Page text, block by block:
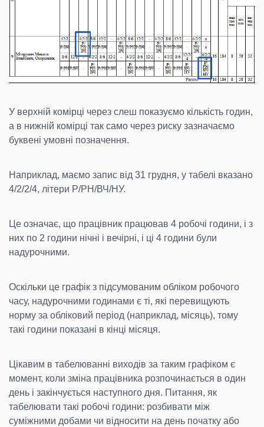
У верхній комірці через слеш показуємо кількість годин,
а в нижній комірці так само через риску зазначаємо
буквені умовні позначення.
Наприклад, маємо запис від 31 грудня, у табелі вказано
4/2/2/4, літери Р/РН/ВЧ/НУ.
Це означає, що працівник працював 4 робочі години, і з
них по 2 години нічні і вечірні, і ці 4 години були
надурочними.
Оскільки це графік з підсумованим обліком робочого
часу, надурочними годинами є ті, які перевищують
норму за обліковий період (наприклад, місяць), тому
такі години показані в кінці місяця.
Цікавим в табелюванні виходів за таким графіком є
момент, коли зміна працівника розпочинається в один
день і закінчується наступного дня. Питання, як
табелювати такі робочі години: розбивати між
суміжними добами чи відносити на день початку або